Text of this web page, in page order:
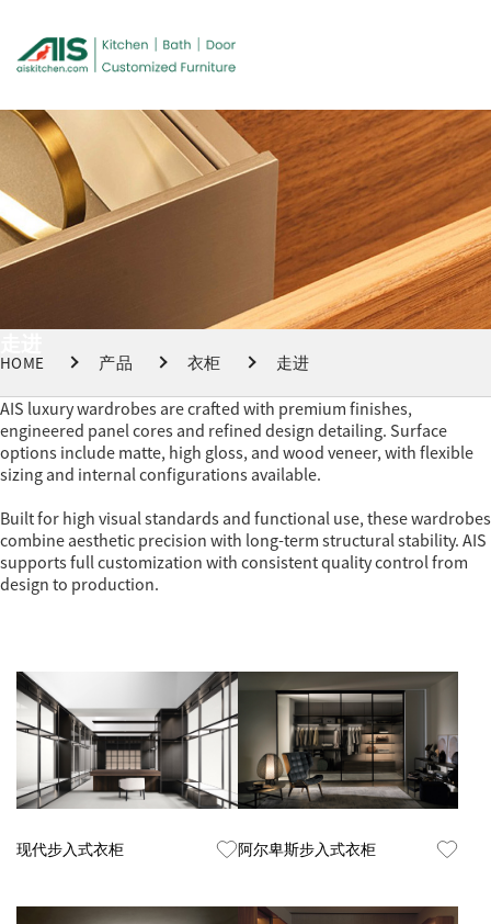
HOME 产品 衣柜 走进
AIS luxury wardrobes are crafted with premium finishes,
engineered panel cores and refined design detailing. Surface
options include matte, high gloss, and wood veneer, with flexible
sizing and internal configurations available.
Built for high visual standards and functional use, these wardrobes
combine aesthetic precision with long-term structural stability. AIS
supports full customization with consistent quality control from
design to production.
现代步入式衣柜 阿尔卑斯步入式衣柜